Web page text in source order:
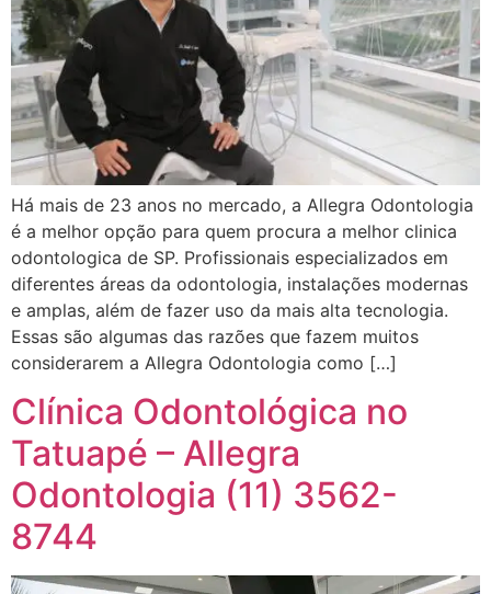
Há mais de 23 anos no mercado, a Allegra Odontologia
é a melhor opção para quem procura a melhor clinica
odontologica de SP. Profissionais especializados em
diferentes áreas da odontologia, instalações modernas
e amplas, além de fazer uso da mais alta tecnologia.
Essas são algumas das razões que fazem muitos
considerarem a Allegra Odontologia como […]
Clínica Odontológica no
Tatuapé – Allegra
Odontologia (11) 3562-
8744